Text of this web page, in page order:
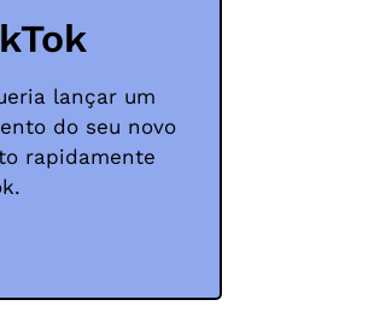
lançar um
do seu novo
rapidamente